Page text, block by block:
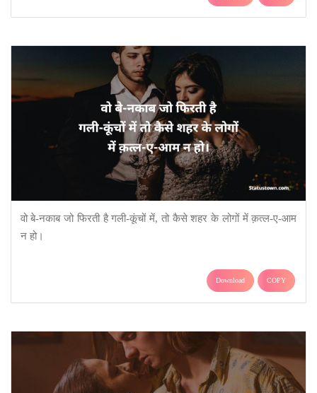
वो बे-नकाब जो फिरती है गली-कूंचों में, तो कैसे शहर के लोगों में क़त्ल-ए-आम
न हो।
Download COPY